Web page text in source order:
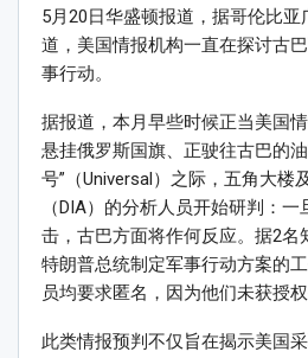
5月20日华盛顿报道，据哥伦比亚
道，美国情报机构一直在探讨古
事行动。
据报道，本月早些时候正当美国
悬挂俄罗斯国旗、正驶往古巴的
号”（Universal）之际，五角大楼
（DIA）的分析人员开始研判：
击，古巴方面将作何反应。据2名
特朗普总统制定军事行动方案的
员均要求匿名，因为他们未获授权
此类情报预判不仅旨在揭示美国